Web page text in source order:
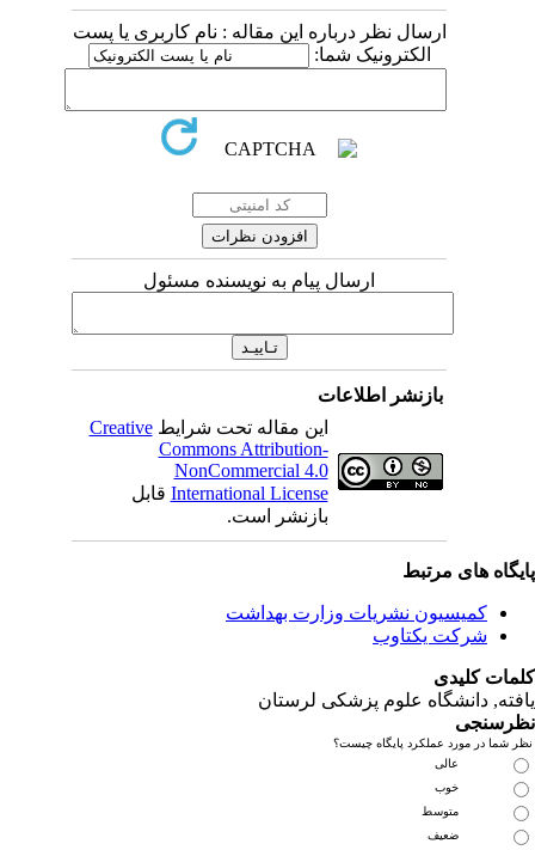
ارسال نظر درباره این مقاله : نام کاربری یا پست
الکترونیک شما:
ارسال پیام به نویسنده مسئول
بازنشر اطلاعات
این مقاله تحت شرایطCreative
Commons Attribution-
NonCommercial 4.0
International Licenseقابل
بازنشر است.
های مرتبط
کمیسیون نشریات وزارت بهداشت
شرکت یکتاوب
کلیدی
, دانشگاه علوم پزشکی لرستان
شما در مورد عملکرد پایگاه چیست؟
عالی
خوب
متوسط
ضعیف